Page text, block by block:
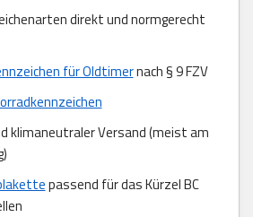
direkt und normgerecht
für Oldtimernach § 9 FZV
klimaneutraler Versand (meist am
passend für das Kürzel BC